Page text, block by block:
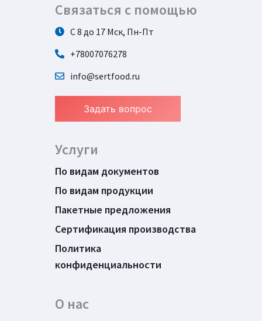
Связаться с помощью
С 8 до 17 Мск, Пн-Пт
+78007076278
info@sertfood.ru
Задать вопрос
Услуги
По видам документов
По видам продукции
Пакетные предложения
Сертификация производства
Политика
конфиденциальности
О нас